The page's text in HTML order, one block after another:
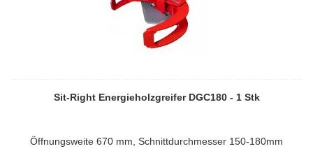
Sit-Right Energieholzgreifer DGC180 - 1 Stk
Öffnungsweite 670 mm, Schnittdurchmesser 150-180mm